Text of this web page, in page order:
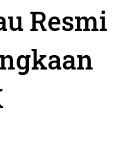
Resmi